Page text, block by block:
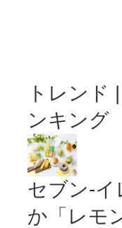
トレンド
ンキング
セブン‐
か「レモ